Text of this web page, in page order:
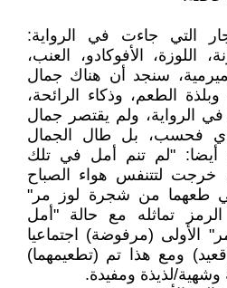
التي جاءت في الرواية:
اللوزة، الأفوكادو، العنب،
سنجد أن هناك جمال
وبلذة الطعم، وذكاء الرائحة،
في الرواية، ولم يقتصر جمال
فحسب، بل طال الجمال
أيضا: "لم تنم أمل في تلك
خرجت لتتنفس هواء الصباح
طعهما من شجرة لوز مر"
الرمز تماثله مع حالة "أمل
الأولى (مرفوضة) اجتماعيا
(قعيد) ومع هذا تم (تطعيمهما)
وشهية/لذيذة ومفيدة.